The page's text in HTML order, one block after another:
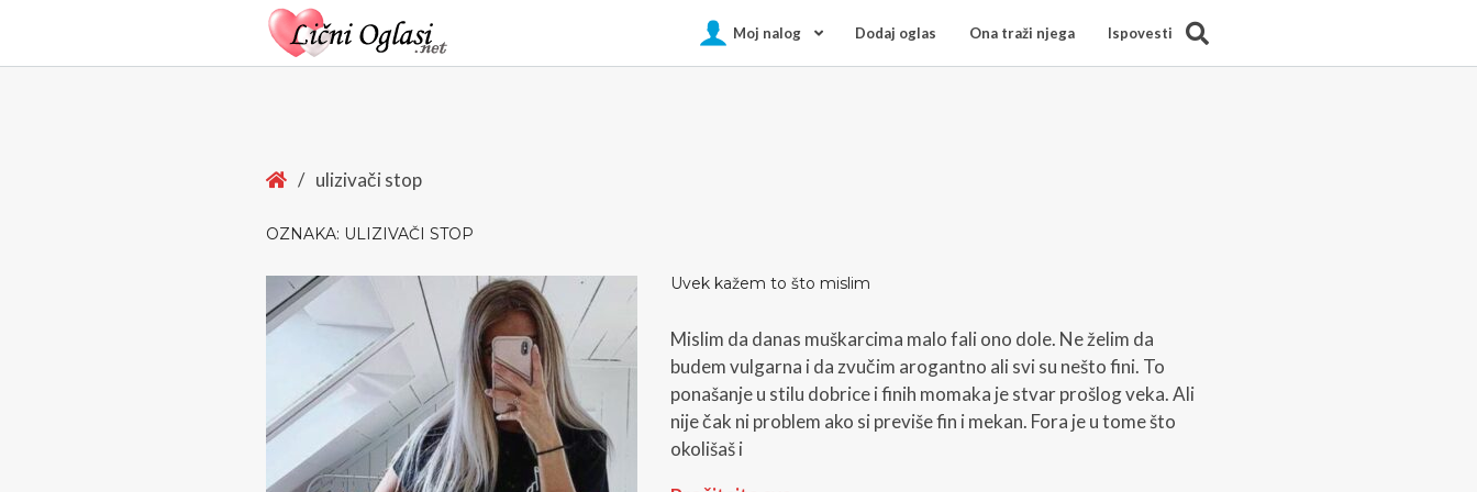
Moj nalog Dodaj oglas Ona traži njega Ispovesti
Home
/ ulizivači stop
OZNAKA: ULIZIVAČI STOP
Uvek kažem to što mislim
Mislim da danas muškarcima malo fali ono dole. Ne želim da
budem vulgarna i da zvučim arogantno ali svi su nešto fini. To
ponašanje u stilu dobrice i finih momaka je stvar prošlog veka. Ali
nije čak ni problem ako si previše fin i mekan. Fora je u tome što
okolišaš i